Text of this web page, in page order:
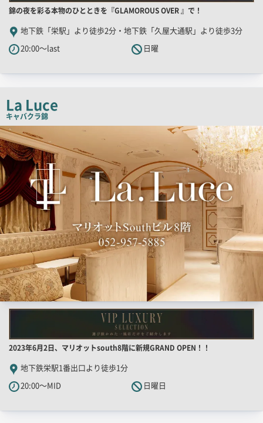
店
舗
PR
キ
コ
ピ
ー
錦の夜を彩る本物のひとときを『GLAMOROUS OVER 』で！
地下鉄「栄駅」より徒歩2分・地下鉄「久屋大通駅」より徒歩3分
20:00～last
日曜
La Luce
キャバクラ錦
検
索
結
果
一
覧
用
画
像
店
舗
PR
キ
2023年6月2日、マリオットsouth8階に新規GRAND OPEN！！
地下鉄栄駅1番出口より徒歩1分
20:00～MID
日曜日